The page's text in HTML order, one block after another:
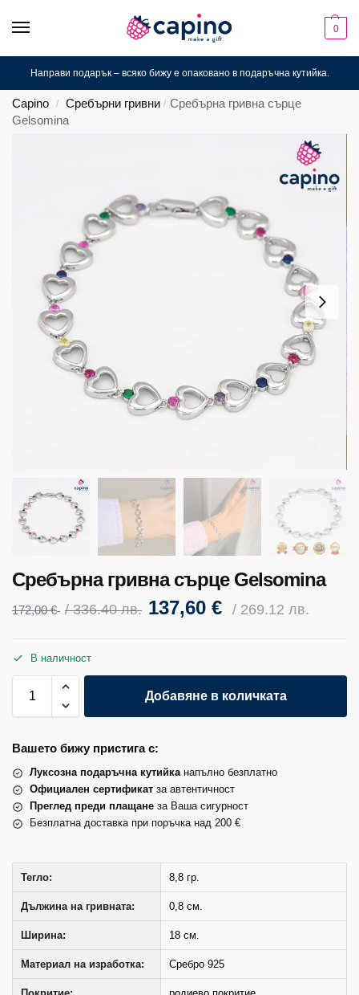
0
Направи подарък – всяко бижу е опаковано в подаръчна кутийка.
Capino / Сребърни гривни / Сребърна гривна сърце
Gelsomina
Сребърна гривна сърце Gelsomina
172,00€ / 336.40 лв. 137,60 € / 269.12 лв.
В наличност
Добавяне в количката
Вашето бижу пристига с:
Луксозна подаръчна кутийканапълно безплатно
Официален сертификат за автентичност
Преглед преди плащане за Ваша сигурност
Безплатна доставка при поръчка над 200 €
Тегло: 8,8 гр.
Дължина на гривната: 0,8 см.
Ширина: 18 см.
Материал на изработка: Сребро 925